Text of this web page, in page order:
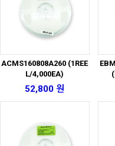
ACMS160808A260 (1REE
L/4,000EA)
52,800 원